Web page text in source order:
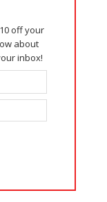
off your
about
inbox!